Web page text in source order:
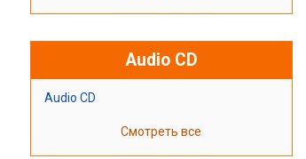
Audio CD
Audio CD
Смотреть все